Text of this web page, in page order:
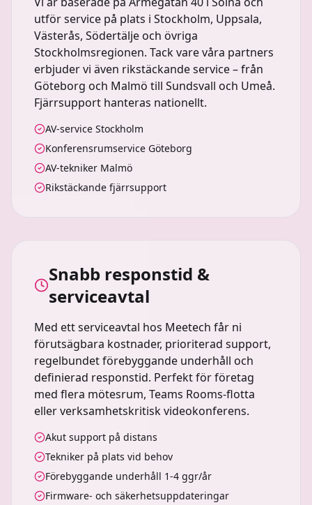
utför service på plats i Stockholm, Uppsala,
Västerås, Södertälje och övriga
Stockholmsregionen. Tack vare våra partners
erbjuder vi även rikstäckande service – från
Göteborg och Malmö till Sundsvall och Umeå.
Fjärrsupport hanteras nationellt.
AV-service Stockholm
Konferensrumservice Göteborg
AV-tekniker Malmö
Rikstäckande fjärrsupport
Snabb responstid &
serviceavtal
Med ett serviceavtal hos Meetech får ni
förutsägbara kostnader, prioriterad support,
regelbundet förebyggande underhåll och
definierad responstid. Perfekt för företag
med flera mötesrum, Teams Rooms-flotta
eller verksamhetskritisk videokonferens.
Akut support på distans
Tekniker på plats vid behov
Förebyggande underhåll 1-4 ggr/år
Firmware- och säkerhetsuppdateringar